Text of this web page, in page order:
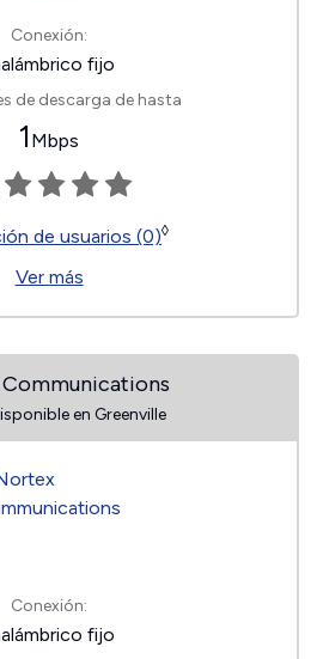
Conexión:
fijo
de descarga de hasta
1 Mbps
de usuarios (0)◊
Ver más
en Greenville
Conexión:
fijo